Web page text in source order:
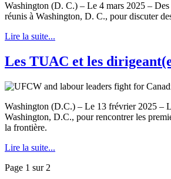
Washington (D. C.) – Le 4 mars 2025 –
réunis à Washington, D. C., pour discuter
Lire la suite...
Les TUAC et les
Washington (D.C.) – Le 13 frévrier 2025 –
Washington, D.C., pour rencontrer les
la frontière.
Lire la suite...
Page 1 sur 2